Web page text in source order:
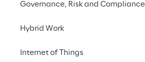
Governance, Risk and Compliance
Hybrid Work
Internet of Things